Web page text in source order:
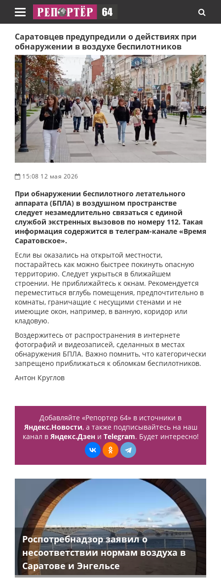
Навигация
Саратовцев предупредили о действиях при
обнаружении в воздухе беспилотников
15:08 12 мая 2026
При обнаружении беспилотного летательного
аппарата (БПЛА) в воздушном пространстве
следует незамедлительно связаться с единой
службой экстренных вызовов по номеру 112. Такая
информация содержится в телеграм-канале «Время
Саратовское».
Если вы оказались на открытой местности,
постарайтесь как можно быстрее покинуть опасную
территорию. Следует укрыться в ближайшем
строении. Не приближайтесь к окнам. Рекомендуется
переместиться вглубь помещения, предпочтительно в
комнаты, граничащие с несущими стенами и не
имеющие окон, например, в ванную, коридор или
кладовую.
Воздержитесь от распространения в интернете
фотографий и видеозаписей, сделанных в местах
обнаружения БПЛА. Важно помнить, что категорически
запрещено приближаться к обломкам беспилотников.
Антон Круглов
Добавляйте «Репортер 64» в источники в
Яндекс.Новости, а также подписывайтесь на наш
канал в Яндекс.Дзени Telegram. Будет интересно!
Роспотребнадзор заявил о
несоответствии нормам воздуха в
Саратове и Энгельсе